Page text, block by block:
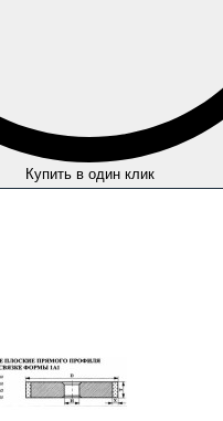
Купить в один клик